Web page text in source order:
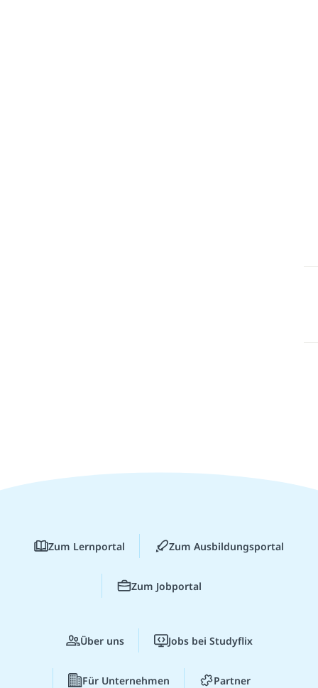
Zum Lernportal Zum Ausbildungsportal
Zum Jobportal
Über uns Jobs bei Studyflix
Für Unternehmen Partner